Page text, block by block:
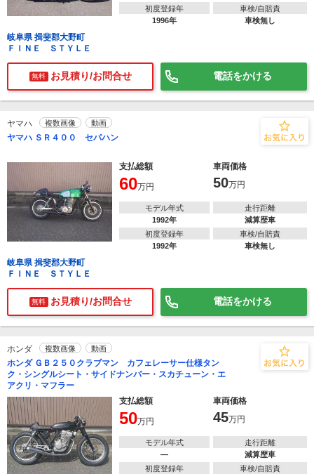
初度登録年
1996年
車検/自賠責
車検無し
岐阜県 揖斐郡大野町
ＦＩＮＥ ＳＴＹＬＥ
無料 お見積り/お問合せ 電話をかける
ヤマハ 複数画像 動画
ヤマハ ＳＲ４００ セパハン
支払総額 車両価格
60万円 50万円
モデル年式
1992年
走行距離
減算歴車
初度登録年
1992年
車検/自賠責
車検無し
岐阜県 揖斐郡大野町
ＦＩＮＥ ＳＴＹＬＥ
無料 お見積り/お問合せ 電話をかける
ホンダ 複数画像 動画
ホンダ ＧＢ２５０クラブマン カフェレーサー仕様タン
ク・シングルシート・サイドナンバー・スカチューン・エ
アクリ・マフラー
支払総額
車両価格
50万円 45万円
モデル年式
―
走行距離
減算歴車
初度登録年
車検/自賠責